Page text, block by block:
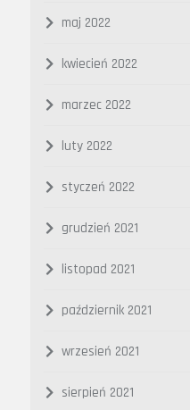
maj 2022
kwiecień 2022
marzec 2022
luty 2022
styczeń 2022
grudzień 2021
listopad 2021
październik 2021
wrzesień 2021
sierpień 2021